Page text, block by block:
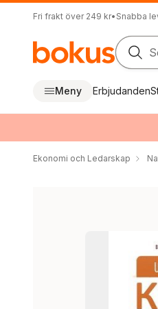
Fri frakt över 249 kr• Snabba
Meny Erbjudanden
Ekonomi och Ledarskap